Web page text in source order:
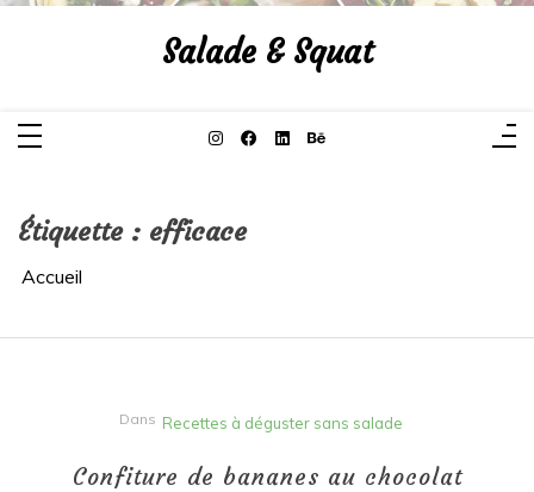
Aller
Salade & Squat
Étiquette : efficace
Accueil
Dans Recettes à déguster sans salade
Confiture de bananes au chocolat